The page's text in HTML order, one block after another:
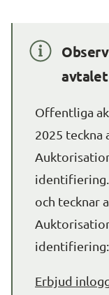
Offentliga
2025 teckna
identifiering.
och tecknar
identifiering:
Erbjud